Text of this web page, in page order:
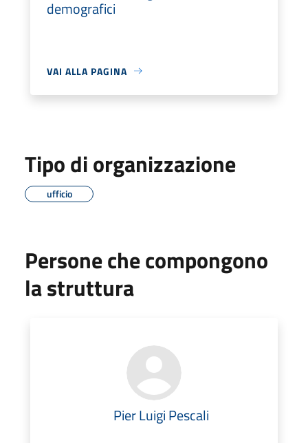
demografici
VAI ALLA PAGINA
Tipo di organizzazione
ufficio
Persone che compongono
la struttura
Pier Luigi Pescali